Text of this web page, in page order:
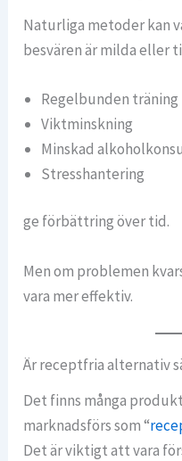
Naturliga metoder kan
besvären är milda eller
Regelbunden träning
Viktminskning
Minskad
Stresshantering
ge förbättring över tid.
Men om problemen
vara mer effektiv.
Är receptfria alternativ
Det finns många
marknadsförs som “
Det är viktigt att vara